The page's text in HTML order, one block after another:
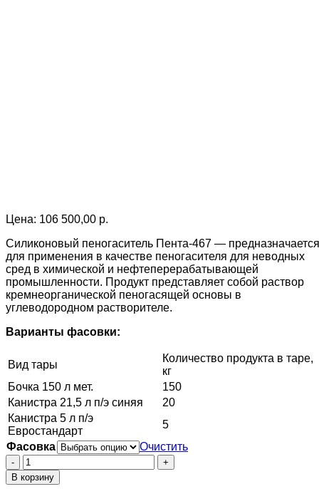
Цена: 106 500,00 р.
Силиконовый пеногаситель Пента-467 — предназначается
для применения в качестве пеногасителя для неводных
сред в химической и нефтеперерабатывающей
промышленности. Продукт представляет собой раствор
кремнеорганической пеногасящей основы в
углеводородном растворителе.
Варианты фасовки:
Вид тары
Количество продукта в таре,
кг
Бочка 150 л мет.
150
Канистра 21,5 л п/э синяя
20
Канистра 5 л п/э
Евростандарт
5
Фасовка
Очистить
Количество
товара
Силиконовый
В корзину